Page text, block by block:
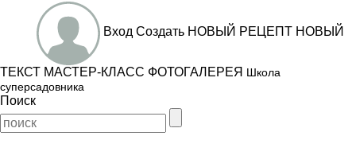
Вход Создать НОВЫЙ РЕЦЕПТ НОВЫЙ
ТЕКСТ МАСТЕР-КЛАСС ФОТОГАЛЕРЕЯ Школа
суперсадовника
Поиск